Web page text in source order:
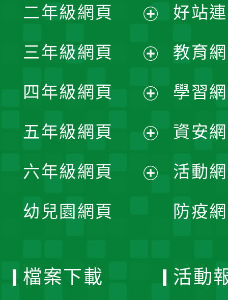
開
選
單
二年級網頁
開
選
單
三年級網頁
開
選
單
四年級網頁
開
選
五年級網頁
開
六年級網頁
幼兒園網頁
好站
教育
學習
資安
活動
防疫
檔案下載 活動